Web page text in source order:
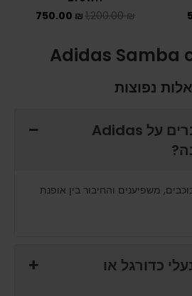
1,200.00₪
750.00 ₪
Adidas Samba
נפוצות
• למה כולם מדברים על Adidas
משפיענים והחיבור בין אופנת
כדורגל או